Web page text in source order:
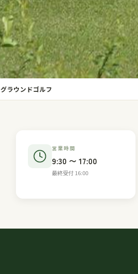
森林文化交流センター
グラウンドゴルフ
営業時間
9:30 〜 17:00
最終受付 16:00